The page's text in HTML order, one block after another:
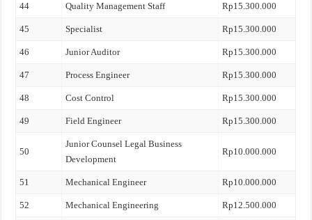
44 Quality Management Staff Rp15.300.000
45 Specialist Rp15.300.000
46 Junior Auditor Rp15.300.000
47 Process Engineer Rp15.300.000
48 Cost Control Rp15.300.000
49 Field Engineer Rp15.300.000
50
Junior Counsel Legal Business
Development
Rp10.000.000
51 Mechanical Engineer Rp10.000.000
52 Mechanical Engineering Rp12.500.000